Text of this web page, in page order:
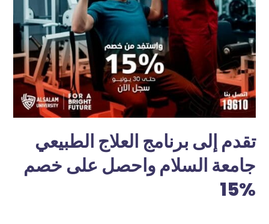
تقدم إلى برنامج العلاج الطبيعي
جامعة السلام واحصل على خصم
15%